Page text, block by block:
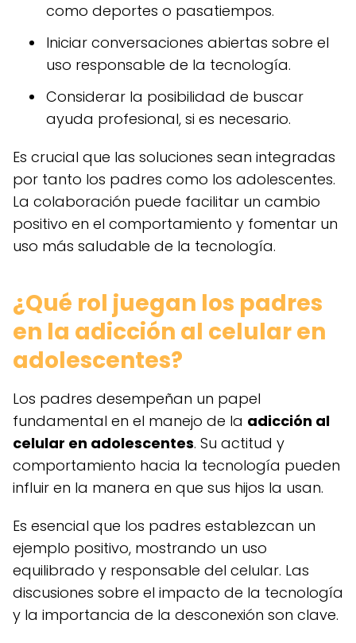
como deportes o pasatiempos.
Iniciar conversaciones abiertas sobre el
uso responsable de la tecnología.
Considerar la posibilidad de buscar
ayuda profesional, si es necesario.
Es crucial que las soluciones sean integradas
por tanto los padres como los adolescentes.
La colaboración puede facilitar un cambio
positivo en el comportamiento y fomentar un
uso más saludable de la tecnología.
¿Qué rol juegan los padres
en la adicción al celular en
adolescentes?
Los padres desempeñan un papel
fundamental en el manejo de la adicción al
celular en adolescentes. Su actitud y
comportamiento hacia la tecnología pueden
influir en la manera en que sus hijos la usan.
Es esencial que los padres establezcan un
ejemplo positivo, mostrando un uso
equilibrado y responsable del celular. Las
discusiones sobre el impacto de la tecnología
y la importancia de la desconexión son clave.